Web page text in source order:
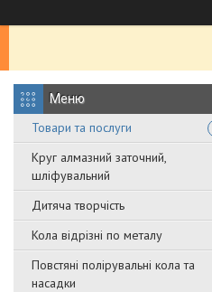
Товари та послуги
Круг алмазний заточний,
шліфувальний
Дитяча творчість
Кола відрізні по металу
Повстяні полірувальні кола та
насадки